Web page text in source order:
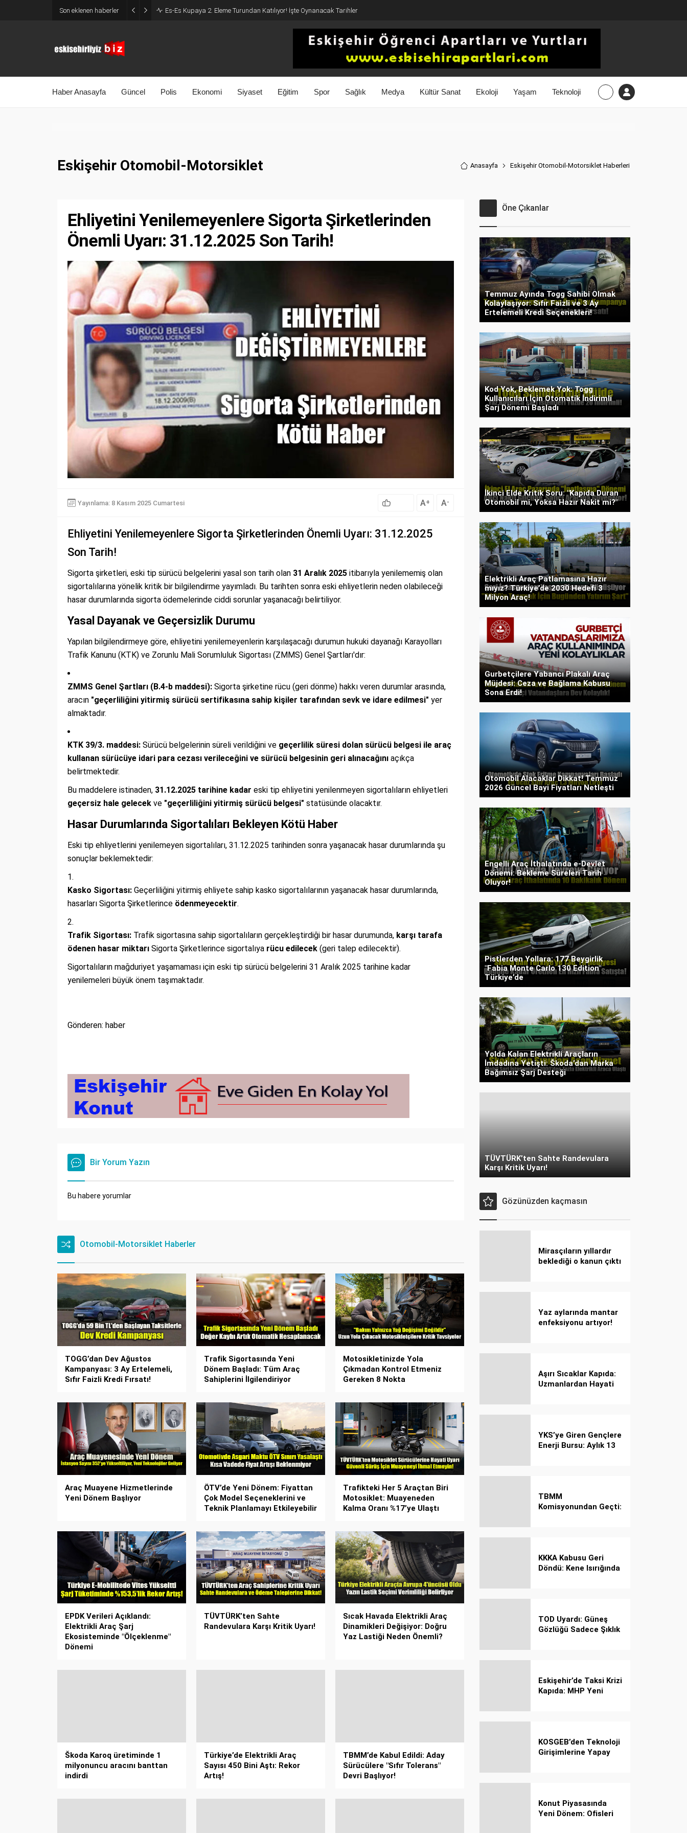
Son eklenen haberler Es-Es Kupaya 2. Eleme Turundan Katılıyor! İşte Oynanacak Tarihler
Haber Anasayfa Güncel Polis Ekonomi Siyaset Eğitim Spor Sağlık Medya Kültür Sanat Ekoloji Yaşam Teknoloji
Eskişehir Otomobil-Motorsiklet Anasayfa Eskişehir Otomobil-Motorsiklet Haberleri
Ehliyetini Yenilemeyenlere Sigorta Şirketlerinden
Önemli Uyarı: 31.12.2025 Son Tarih!
Yayınlama: 8 Kasım 2025 Cumartesi A+ A-
Ehliyetini Yenilemeyenlere Sigorta Şirketlerinden Önemli Uyarı: 31.12.2025
Son Tarih!
Sigorta şirketleri, eski tip sürücü belgelerini yasal son tarih olan 31 Aralık 2025 itibarıyla yenilememiş olan
sigortalılarına yönelik kritik bir bilgilendirme yayımladı. Bu tarihten sonra eski ehliyetlerin neden olabileceği
hasar durumlarında sigorta ödemelerinde ciddi sorunlar yaşanacağı belirtiliyor.
Yasal Dayanak ve Geçersizlik Durumu
Yapılan bilgilendirmeye göre, ehliyetini yenilemeyenlerin karşılaşacağı durumun hukuki dayanağı Karayolları
Trafik Kanunu (KTK) ve Zorunlu Mali Sorumluluk Sigortası (ZMMS) Genel Şartları'dır:
ZMMS Genel Şartları (B.4-b maddesi): Sigorta şirketine rücu (geri dönme) hakkı veren durumlar arasında,
aracın "geçerliliğini yitirmiş sürücü sertifikasına sahip kişiler tarafından sevk ve idare edilmesi" yer
almaktadır.
KTK 39/3. maddesi: Sürücü belgelerinin süreli verildiğini ve geçerlilik süresi dolan sürücü belgesi ile araç
kullanan sürücüye idari para cezası verileceğini ve sürücü belgesinin geri alınacağını açıkça
belirtmektedir.
Bu maddelere istinaden, 31.12.2025 tarihine kadar eski tip ehliyetini yenilenmeyen sigortalıların ehliyetleri
geçersiz hale gelecek ve "geçerliliğini yitirmiş sürücü belgesi" statüsünde olacaktır.
Hasar Durumlarında Sigortalıları Bekleyen Kötü Haber
Eski tip ehliyetlerini yenilemeyen sigortalıları, 31.12.2025 tarihinden sonra yaşanacak hasar durumlarında şu
sonuçlar beklemektedir:
Kasko Sigortası: Geçerliliğini yitirmiş ehliyete sahip kasko sigortalılarının yaşanacak hasar durumlarında,
hasarları Sigorta Şirketlerince ödenmeyecektir.
Trafik Sigortası: Trafik sigortasına sahip sigortalıların gerçekleştirdiği bir hasar durumunda, karşı tarafa
ödenen hasar miktarı Sigorta Şirketlerince sigortalıya rücu edilecek (geri talep edilecektir).
Sigortalıların mağduriyet yaşamaması için eski tip sürücü belgelerini 31 Aralık 2025 tarihine kadar
yenilemeleri büyük önem taşımaktadır.
Gönderen: haber
Bir Yorum Yazın
Bu habere yorumlar
Otomobil-Motorsiklet Haberler
TOGG’dan Dev Ağustos
Kampanyası: 3 Ay Ertelemeli,
Sıfır Faizli Kredi Fırsatı!
Trafik Sigortasında Yeni
Dönem Başladı: Tüm Araç
Sahiplerini İlgilendiriyor
Motosikletinizde Yola
Çıkmadan Kontrol Etmeniz
Gereken 8 Nokta
Araç Muayene Hizmetlerinde
Yeni Dönem Başlıyor
ÖTV’de Yeni Dönem: Fiyattan
Çok Model Seçeneklerini ve
Teknik Planlamayı Etkileyebilir
Trafikteki Her 5 Araçtan Biri
Motosiklet: Muayeneden
Kalma Oranı %17’ye Ulaştı
EPDK Verileri Açıklandı:
Elektrikli Araç Şarj
Ekosisteminde "Ölçeklenme"
Dönemi
TÜVTÜRK’ten Sahte
Randevulara Karşı Kritik Uyarı!
Sıcak Havada Elektrikli Araç
Dinamikleri Değişiyor: Doğru
Yaz Lastiği Neden Önemli?
Škoda Karoq üretiminde 1
milyonuncu aracını banttan
indirdi
Türkiye’de Elektrikli Araç
Sayısı 450 Bini Aştı: Rekor
Artış!
TBMM’de Kabul Edildi: Aday
Sürücülere "Sıfır Tolerans"
Devri Başlıyor!
Öne Çıkanlar
Temmuz Ayında Togg Sahibi Olmak
Kolaylaşıyor: Sıfır Faizli ve 3 Ay
Ertelemeli Kredi Seçenekleri!
Kod Yok, Beklemek Yok: Togg
Kullanıcıları İçin Otomatik İndirimli
Şarj Dönemi Başladı
İkinci Elde Kritik Soru: "Kapıda Duran
Otomobil mi, Yoksa Hazır Nakit mi?"
Elektrikli Araç Patlamasına Hazır
mıyız? Türkiye’de 2030 Hedefi 3
Milyon Araç!
Gurbetçilere Yabancı Plakalı Araç
Müjdesi: Ceza ve Bağlama Kabusu
Sona Erdi!
Otomobil Alacaklar Dikkat! Temmuz
2026 Güncel Bayi Fiyatları Netleşti
Engelli Araç İthalatında e-Devlet
Dönemi: Bekleme Süreleri Tarih
Oluyor!
Pistlerden Yollara: 177 Beygirlik
"Fabia Monte Carlo 130 Edition"
Türkiye’de
Yolda Kalan Elektrikli Araçların
İmdadına Yetişti: Škoda’dan Marka
Bağımsız Şarj Desteği
TÜVTÜRK’ten Sahte Randevulara
Karşı Kritik Uyarı!
Gözünüzden kaçmasın
Mirasçıların yıllardır
beklediği o kanun çıktı
Yaz aylarında mantar
enfeksiyonu artıyor!
Aşırı Sıcaklar Kapıda:
Uzmanlardan Hayati
YKS’ye Giren Gençlere
Enerji Bursu: Aylık 13
TBMM
Komisyonundan Geçti:
KKKA Kabusu Geri
Döndü: Kene Isırığında
TOD Uyardı: Güneş
Gözlüğü Sadece Şıklık
Eskişehir’de Taksi Krizi
Kapıda: MHP Yeni
KOSGEB’den Teknoloji
Girişimlerine Yapay
Konut Piyasasında
Yeni Dönem: Ofisleri